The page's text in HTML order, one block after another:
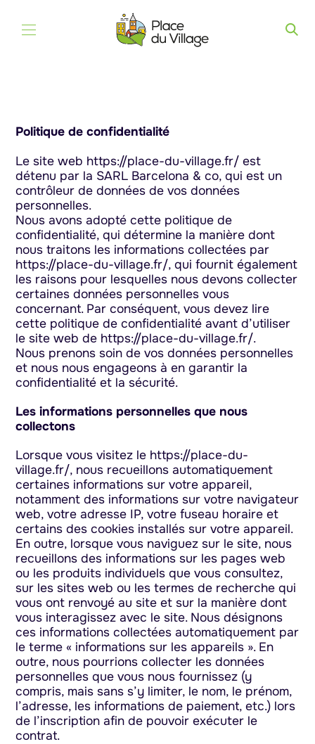
Politique de confidentialité
Le site web https://place-du-village.fr/ est
détenu par la SARL Barcelona & co, qui est un
contrôleur de données de vos données
personnelles.
Nous avons adopté cette politique de
confidentialité, qui détermine la manière dont
nous traitons les informations collectées par
https://place-du-village.fr/, qui fournit également
les raisons pour lesquelles nous devons collecter
certaines données personnelles vous
concernant. Par conséquent, vous devez lire
cette politique de confidentialité avant d’utiliser
le site web de https://place-du-village.fr/.
Nous prenons soin de vos données personnelles
et nous nous engageons à en garantir la
confidentialité et la sécurité.
Les informations personnelles que nous
collectons
Lorsque vous visitez le https://place-du-
village.fr/, nous recueillons automatiquement
certaines informations sur votre appareil,
notamment des informations sur votre navigateur
web, votre adresse IP, votre fuseau horaire et
certains des cookies installés sur votre appareil.
En outre, lorsque vous naviguez sur le site, nous
recueillons des informations sur les pages web
ou les produits individuels que vous consultez,
sur les sites web ou les termes de recherche qui
vous ont renvoyé au site et sur la manière dont
vous interagissez avec le site. Nous désignons
ces informations collectées automatiquement par
le terme « informations sur les appareils ». En
outre, nous pourrions collecter les données
personnelles que vous nous fournissez (y
compris, mais sans s’y limiter, le nom, le prénom,
l’adresse, les informations de paiement, etc.) lors
de l’inscription afin de pouvoir exécuter le
contrat.